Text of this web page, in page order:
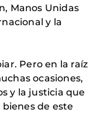
Manos Unidas
y la
Pero en la raíz
ocasiones,
y la justicia que
de este